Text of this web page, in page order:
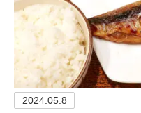
2024.05.8